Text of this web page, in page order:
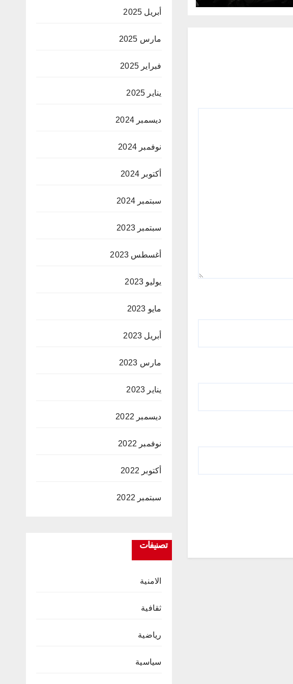
أبريل 2025
مارس 2025
فبراير 2025
يناير 2025
ديسمبر 2024
نوفمبر 2024
أكتوبر 2024
سبتمبر 2024
سبتمبر 2023
أغسطس 2023
يوليو 2023
مايو 2023
أبريل 2023
مارس 2023
يناير 2023
ديسمبر 2022
نوفمبر 2022
أكتوبر 2022
سبتمبر 2022
تصنيفات
الامنية
ثقافية
رياضية
سياسية